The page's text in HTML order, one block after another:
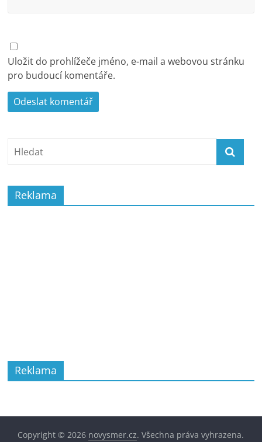
Uložit do prohlížeče jméno, e-mail a webovou stránku
pro budoucí komentáře.
Reklama
Reklama
Copyright © 2026 novysmer.cz. Všechna práva vyhrazena.